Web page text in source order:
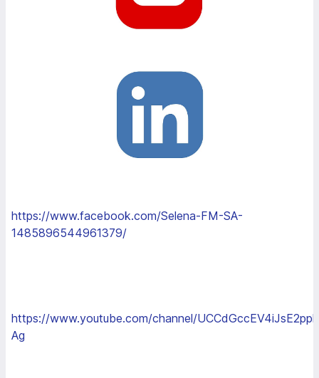
https://www.facebook.com/Selena-FM-SA-
1485896544961379/
https://www.youtube.com/channel/
Ag